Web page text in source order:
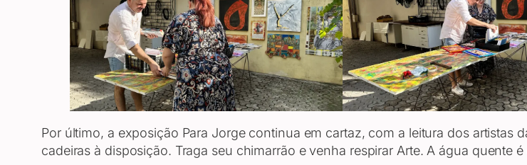
Por último, a exposição Para Jorge continua em cartaz, com a leitura dos artistas
cadeiras à disposição. Traga seu chimarrão e venha respirar Arte. A água quente